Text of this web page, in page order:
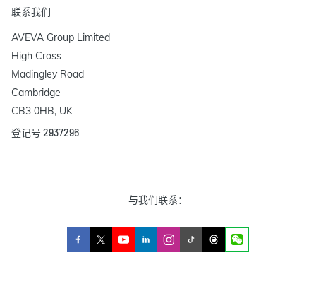
联系我们
AVEVA Group Limited
High Cross
Madingley Road
Cambridge
CB3 0HB, UK
登记号 2937296
与我们联系：